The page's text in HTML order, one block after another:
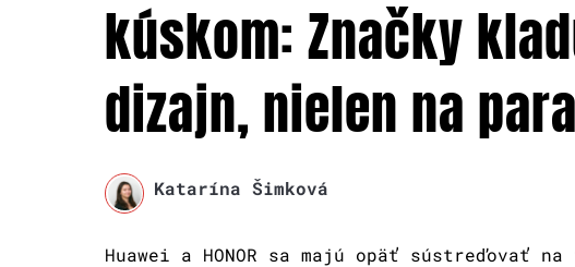
kúskom: Značky
dizajn, nielen na
Katarína Šimková
Huawei a HONOR sa majú opäť sústreďovať